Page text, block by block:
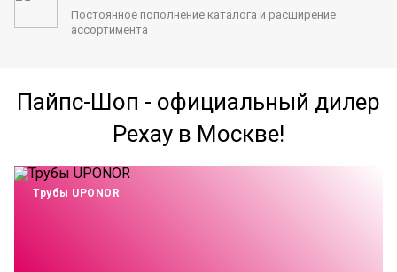
Постоянное пополнение каталога и расширение
ассортимента
Пайпс-Шоп - официальный дилер
Рехау в Москве!
Трубы UPONOR